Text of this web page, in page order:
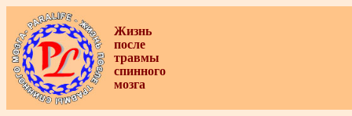
Жизнь
после
травмы
спинного
мозга